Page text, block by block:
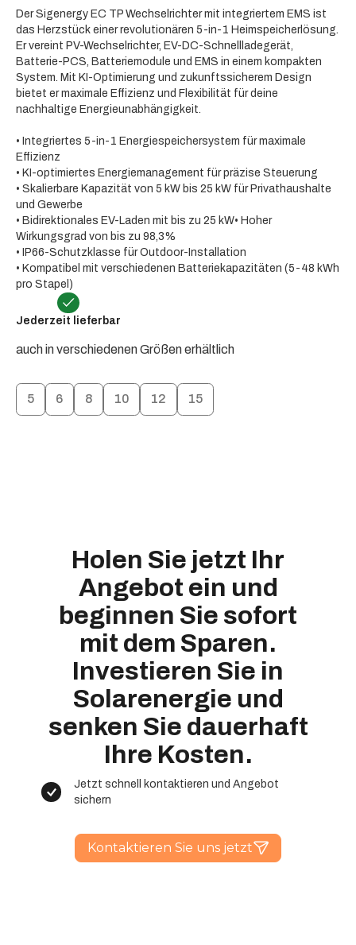
Der Sigenergy EC TP Wechselrichter mit integriertem EMS ist
das Herzstück einer revolutionären 5-in-1 Heimspeicherlösung.
Er vereint PV-Wechselrichter, EV-DC-Schnellladegerät,
Batterie-PCS, Batteriemodule und EMS in einem kompakten
System. Mit KI-Optimierung und zukunftssicherem Design
bietet er maximale Effizienz und Flexibilität für deine
nachhaltige Energieunabhängigkeit.
• Integriertes 5-in-1 Energiespeichersystem für maximale
Effizienz
• KI-optimiertes Energiemanagement für präzise Steuerung
• Skalierbare Kapazität von 5 kW bis 25 kW für Privathaushalte
und Gewerbe
• Bidirektionales EV-Laden mit bis zu 25 kW• Hoher
Wirkungsgrad von bis zu 98,3%
• IP66-Schutzklasse für Outdoor-Installation
• Kompatibel mit verschiedenen Batteriekapazitäten (5-48 kWh
pro Stapel)
Jederzeit lieferbar
auch in verschiedenen Größen erhältlich
5 6 8 10 12 15
Holen Sie jetzt Ihr
Angebot ein und
beginnen Sie sofort
mit dem Sparen.
Investieren Sie in
Solarenergie und
senken Sie dauerhaft
Ihre Kosten.
Jetzt schnell kontaktieren und Angebot
sichern
Kontaktieren Sie uns jetzt